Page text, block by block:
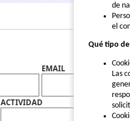
EMAIL
ACTIVIDAD
de
el
Qué tipo
Las